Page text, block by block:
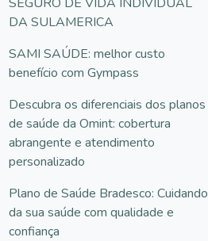
DA SULAMERICA
SAMI SAÚDE: melhor custo
benefício com Gympass
Descubra os diferenciais dos planos
de saúde da Omint: cobertura
abrangente e atendimento
personalizado
Plano de Saúde Bradesco: Cuidando
da sua saúde com qualidade e
confiança